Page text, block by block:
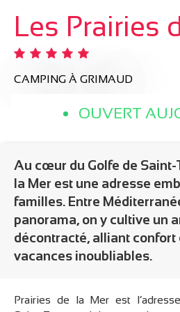
Les Prairies
CAMPING À GRIMAUD
OUVERT
Au cœur du Golfe de Saint-
la Mer est une adresse
familles. Entre
panorama, on y cultive un
décontracté, alliant confort
vacances inoubliables.
Prairies de la Mer est